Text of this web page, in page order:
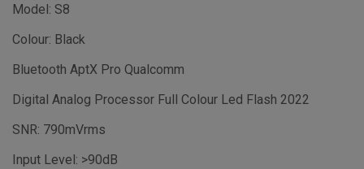
Model: S8
Colour: Black
Bluetooth AptX Pro Qualcomm
Digital Analog Processor Full Colour Led Flash 2022
SNR: 790mVrms
Input Level: >90dB